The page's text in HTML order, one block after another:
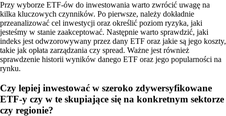
Przy wyborze ETF-ów do inwestowania warto zwrócić uwagę na
kilka kluczowych czynników. Po pierwsze, należy dokładnie
przeanalizować cel inwestycji oraz określić poziom ryzyka, jaki
jesteśmy w stanie zaakceptować. Następnie warto sprawdzić, jaki
indeks jest odwzorowywany przez dany ETF oraz jakie są jego koszty,
takie jak opłata zarządzania czy spread. Ważne jest również
sprawdzenie historii wyników danego ETF oraz jego popularności na
rynku.
Czy lepiej inwestować w szeroko zdywersyfikowane
ETF-y czy w te skupiające się na konkretnym sektorze
czy regionie?